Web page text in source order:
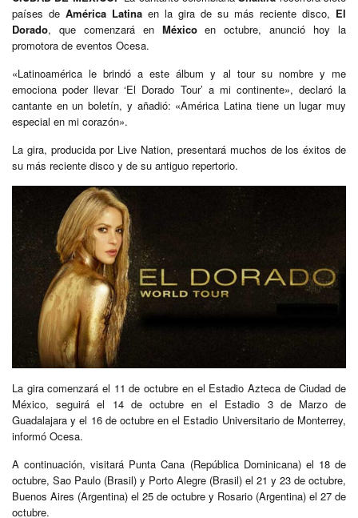
países de América Latina en la gira de su más reciente disco, El
Dorado, que comenzará en Méxicoen octubre, anunció hoy la
promotora de eventos Ocesa.
«Latinoamérica le brindó a este álbum y al tour su nombre y me
emociona poder llevar ‘El Dorado Tour’ a mi continente», declaró la
cantante en un boletín, y añadió: «América Latina tiene un lugar muy
especial en mi corazón».
La gira, producida por Live Nation, presentará muchos de los éxitos de
su más reciente disco y de su antiguo repertorio.
La gira comenzará el 11 de octubre en el Estadio Azteca de Ciudad de
México, seguirá el 14 de octubre en el Estadio 3 de Marzo de
Guadalajara y el 16 de octubre en el Estadio Universitario de Monterrey,
informó Ocesa.
A continuación, visitará Punta Cana (República Dominicana) el 18 de
octubre, Sao Paulo (Brasil) y Porto Alegre (Brasil) el 21 y 23 de octubre,
Buenos Aires (Argentina) el 25 de octubre y Rosario (Argentina) el 27 de
octubre.